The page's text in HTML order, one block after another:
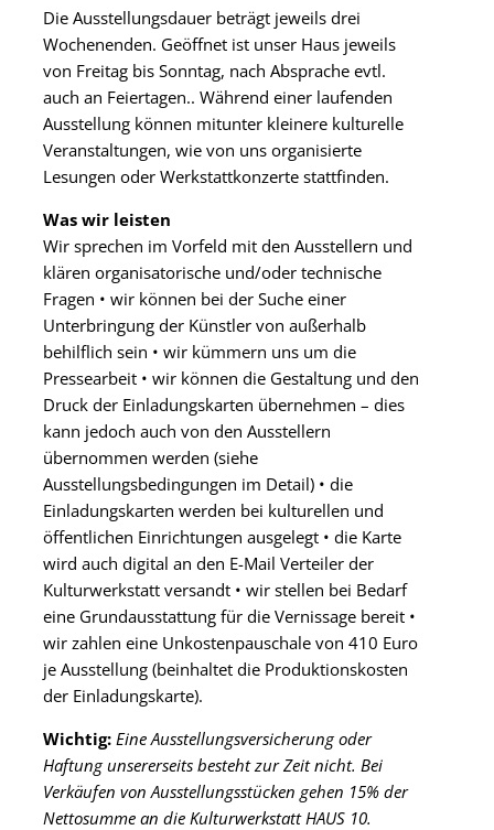
Die Ausstellungsdauer beträgt jeweils drei
Wochenenden. Geöffnet ist unser Haus jeweils
von Freitag bis Sonntag, nach Absprache evtl.
auch an Feiertagen.. Während einer laufenden
Ausstellung können mitunter kleinere kulturelle
Veranstaltungen, wie von uns organisierte
Lesungen oder Werkstattkonzerte stattfinden.
Was wir leisten
Wir sprechen im Vorfeld mit den Ausstellern und
klären organisatorische und/oder technische
Fragen • wir können bei der Suche einer
Unterbringung der Künstler von außerhalb
behilflich sein • wir kümmern uns um die
Pressearbeit • wir können die Gestaltung und den
Druck der Einladungskarten übernehmen – dies
kann jedoch auch von den Ausstellern
übernommen werden (siehe
Ausstellungsbedingungen im Detail) • die
Einladungskarten werden bei kulturellen und
öffentlichen Einrichtungen ausgelegt • die Karte
wird auch digital an den E-Mail Verteiler der
Kulturwerkstatt versandt • wir stellen bei Bedarf
eine Grundausstattung für die Vernissage bereit •
wir zahlen eine Unkostenpauschale von 410 Euro
je Ausstellung (beinhaltet die Produktionskosten
der Einladungskarte).
Wichtig: Eine Ausstellungsversicherung oder
Haftung unsererseits besteht zur Zeit nicht. Bei
Verkäufen von Ausstellungsstücken gehen 15% der
Nettosumme an die Kulturwerkstatt HAUS 10.